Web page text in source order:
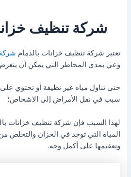
شركة تنظيف
تعتبر شركة تنظيف خزانات بالدمام
وعي بمدى المخاطر التي يمكن أن يتعرض
حتى تناول مياه غير نظيفة أو تحتوي على
سبب في نقل الأمراض إلى الاشخاص؛
لهذا السبب فإن شركة تنظيف خزانات
المياه التي توجد في الخزان والتخلص
وتعقيمها على أكمل وجه.